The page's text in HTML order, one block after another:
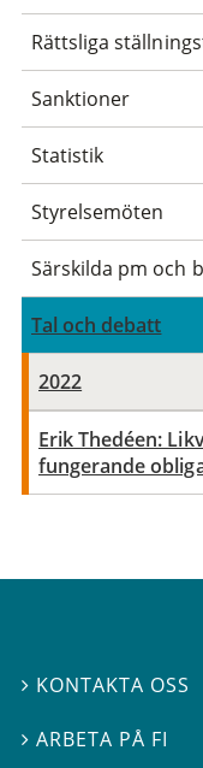
Rättsliga
Sanktioner
Statistik
Styrelsemöten
Särskilda pm och
Tal och debatt
2022
Erik Thedéen:
fungerande
 KONTAKTA OSS
 ARBETA PÅ FI